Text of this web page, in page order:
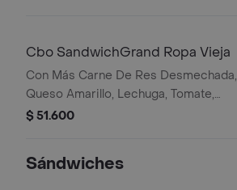
Cbo SandwichGrand Ropa Vieja
Con Más Carne De Res Desmechada,
Queso Amarillo, Lechuga, Tomate,
Pimentón, Apio, Mostaza, Salsa Bbq,
$ 51.600
Sándwiches